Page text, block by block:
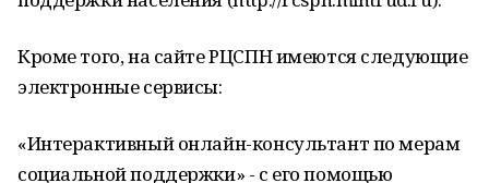
Кроме того, на сайте РЦСПН имеются следующие
электронные сервисы:
«Интерактивный онлайн-консультант по мерам
социальной поддержки» - с его помощью